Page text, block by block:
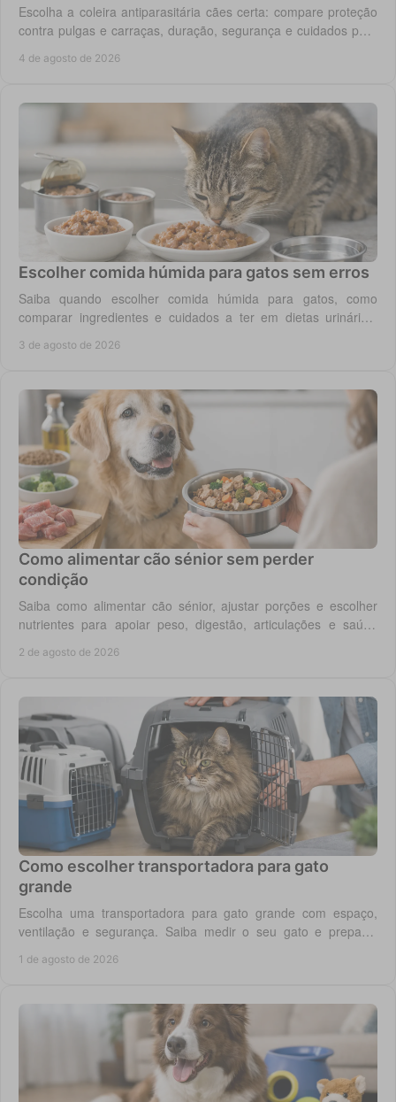
Escolha a coleira antiparasitária cães certa: compare proteção
contra pulgas e carraças, duração, segurança e cuidados para
4 de agosto de 2026
Escolher comida húmida para gatos sem erros
Saiba quando escolher comida húmida para gatos, como
comparar ingredientes e cuidados a ter em dietas urinárias,
3 de agosto de 2026
Como alimentar cão sénior sem perder
condição
Saiba como alimentar cão sénior, ajustar porções e escolher
nutrientes para apoiar peso, digestão, articulações e saúde
2 de agosto de 2026
Como escolher transportadora para gato
grande
Escolha uma transportadora para gato grande com espaço,
ventilação e segurança. Saiba medir o seu gato e preparar
1 de agosto de 2026